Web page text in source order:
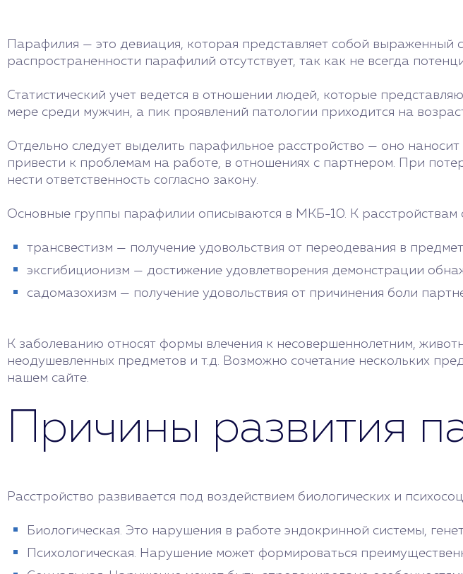
Парафилия — это девиация, которая представляет собой
распространенности парафилий отсутствует, так как не всегда
Статистический учет ведется в отношении людей, которые
мере среди мужчин, а пик проявлений патологии приходится на
Отдельно следует выделить парафильное расстройство — оно
привести к проблемам на работе, в отношениях с партнером. При
нести ответственность согласно закону.
Основные группы парафилии описываются в МКБ-10. К расстройствам
трансвестизм — получение удовольствия от переодевания в
эксгибиционизм — достижение удовлетворения демонстрации
садомазохизм — получение удовольствия от причинения боли
К заболеванию относят формы влечения к несовершеннолетним,
неодушевленных предметов и т.д. Возможно сочетание нескольких
нашем сайте.
Причины развития
Расстройство развивается под воздействием биологических и
Биологическая. Это нарушения в работе эндокринной системы,
Психологическая. Нарушение может формироваться